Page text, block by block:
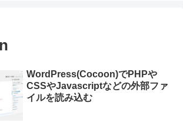
WordPress(Cocoon)でPHPや
CSSやJavascriptなどの外部ファ
イルを読み込む